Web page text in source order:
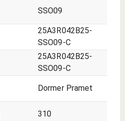
SSO09
25A3R042B25-
SSO09-C
25A3R042B25-
SSO09-C
Dormer Pramet
310